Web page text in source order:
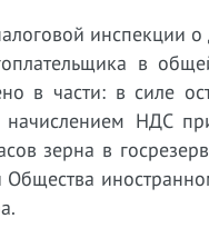
инспекции
в
в части: в силе
НДС
зерна в